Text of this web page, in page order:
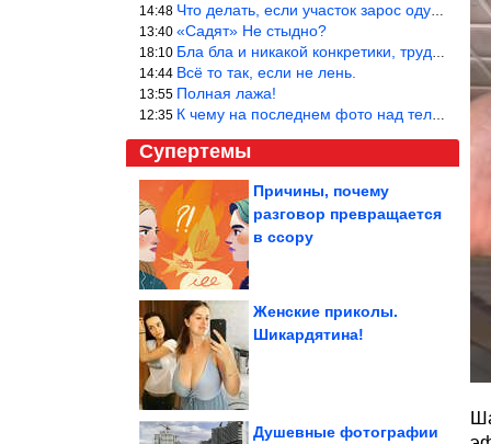
14:48 Что делать, если участок зарос одуванчиками — ничего.
13:40 «Садят» Не стыдно?
18:10 Бла бла и никакой конкретики, трудно указать наименование рекоме
14:44 Всё то так, если не лень.
13:55 Полная лажа!
12:35 К чему на последнем фото над телевизором две полки? Делают интер
Супертемы
Страны с самым
убийств в мире.
Инфографика
Причины, почему
разговор превращается
в ссору
Женские приколы.
Шикардятина!
Душевные фотографии